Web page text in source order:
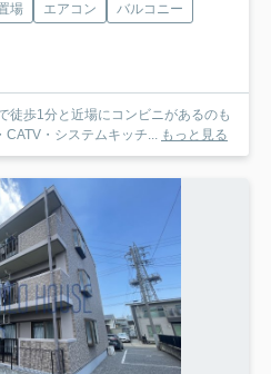
場 エアコン
バルコニー
徒歩1分と近場にコンビニがあるのも
・システムキッチ... もっと見る